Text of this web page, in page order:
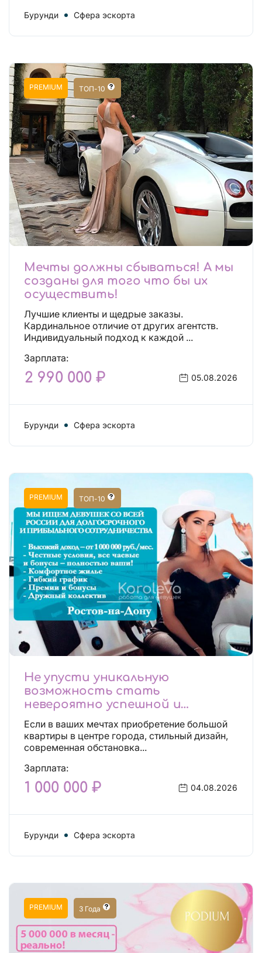
Бурунди Сфера эскорта
PREMIUM ТОП-10
Мечты должны сбываться! А мы
созданы для того что бы их
осуществить!
Лучшие клиенты и щедрые заказы.
Кардинальное отличие от других агентств.
Индивидуальный подход к каждой ...
Зарплата:
2 990 000 ₽ 05.08.2026
Бурунди Сфера эскорта
PREMIUM ТОП-10
Не упусти уникальную
возможность стать
невероятно успешной и
независимой!
Если в ваших мечтах приобретение большой
квартиры в центре города, стильный дизайн,
современная обстановка...
Зарплата:
1 000 000 ₽ 04.08.2026
Бурунди Сфера эскорта
PREMIUM 3 Года